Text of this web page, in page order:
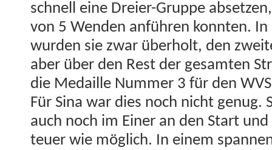
schnell eine Dreier-Gruppe
von 5 Wen­den anführen kon­nten.
wur­den sie zwar über­holt, den
aber über den Rest der gesamten
die Medaille Num­mer 3 für den
Für Sina war dies noch nicht genug.
auch noch im Ein­er an den Start
teuer wie möglich. In einem